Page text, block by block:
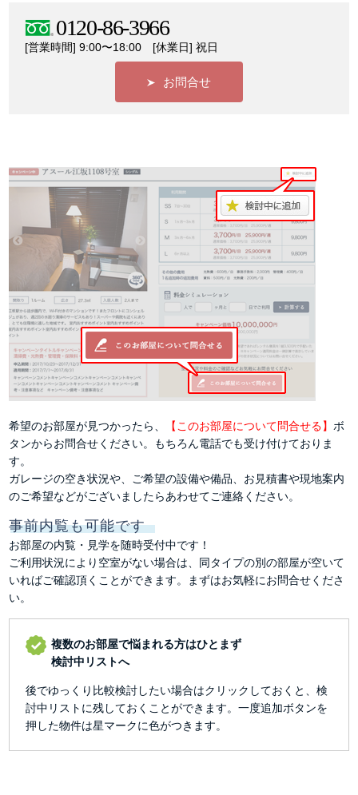
0120-86-3966
[営業時間] 9:00〜18:00 [休業日] 祝日
お問合せ
希望のお部屋が見つかったら、 【このお部屋について問合せる】 ボ
タンからお問合せください。もちろん電話でも受け付けておりま
す。
ガレージの空き状況や、ご希望の設備や備品、お見積書や現地案内
のご希望などがございましたらあわせてご連絡ください。
事前内覧も可能です
お部屋の内覧・見学を随時受付中です！
ご利用状況により空室がない場合は、同タイプの別の部屋が空いて
いればご確認頂くことができます。まずはお気軽にお問合せくださ
い。
複数のお部屋で悩まれる方はひとまず
検討中リストへ
後でゆっくり比較検討したい場合はクリックしておくと、検
討中リストに残しておくことができます。一度追加ボタンを
押した物件は星マークに色がつきます。